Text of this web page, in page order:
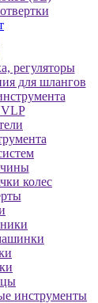
регуляторы
для шлангов
колес
инструменты